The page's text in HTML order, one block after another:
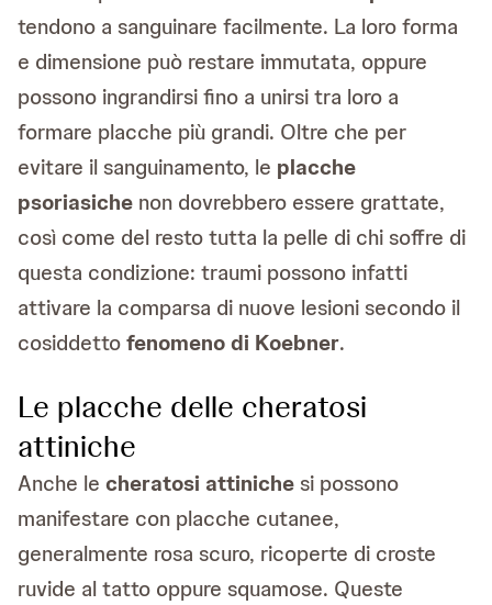
tendono a sanguinare facilmente. La loro forma
e dimensione può restare immutata, oppure
possono ingrandirsi fino a unirsi tra loro a
formare placche più grandi. Oltre che per
evitare il sanguinamento, le placche
psoriasiche non dovrebbero essere grattate,
così come del resto tutta la pelle di chi soffre di
questa condizione: traumi possono infatti
attivare la comparsa di nuove lesioni secondo il
cosiddettofenomeno di Koebner.
Le placche delle cheratosi
attiniche
Anche le cheratosi attinichesi possono
manifestare con placche cutanee,
generalmente rosa scuro, ricoperte di croste
ruvide al tatto oppure squamose. Queste